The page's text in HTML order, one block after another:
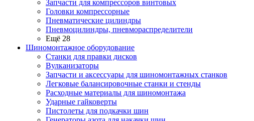
Запчасти для компрессоров винтовых
Головки компрессорные
Пневматические цилиндры
Пневмоцилиндры, пневмораспределители
Ещё 28
Шиномонтажное оборудование
Станки для правки дисков
Вулканизаторы
Запчасти и аксессуары для шиномонтажных станков
Легковые балансировочные станки и стенды
Расходные материалы для шиномонтажа
Ударные гайковерты
Пистолеты для подкачки шин